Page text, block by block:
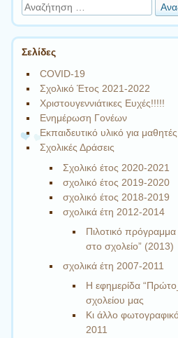
Αναζήτηση
Σελίδες
COVID-19
Σχολικό Έτος 2021-2022
Χριστουγεννιάτικες Ευχές!!!!!
Ενημέρωση Γονέων
Εκπαιδευτικό υλικό για μαθητές
Σχολικές Δράσεις
Σχολικό έτος 2020-2021
σχολικό έτος 2019-2020
σχολικό έτος 2018-2019
σχολικά έτη 2012-2014
Πιλοτικό
στο σχολείο” (2013)
σχολικά έτη 2007-2011
Η εφημερίδα
σχολείου μας
Κι άλλο
2011